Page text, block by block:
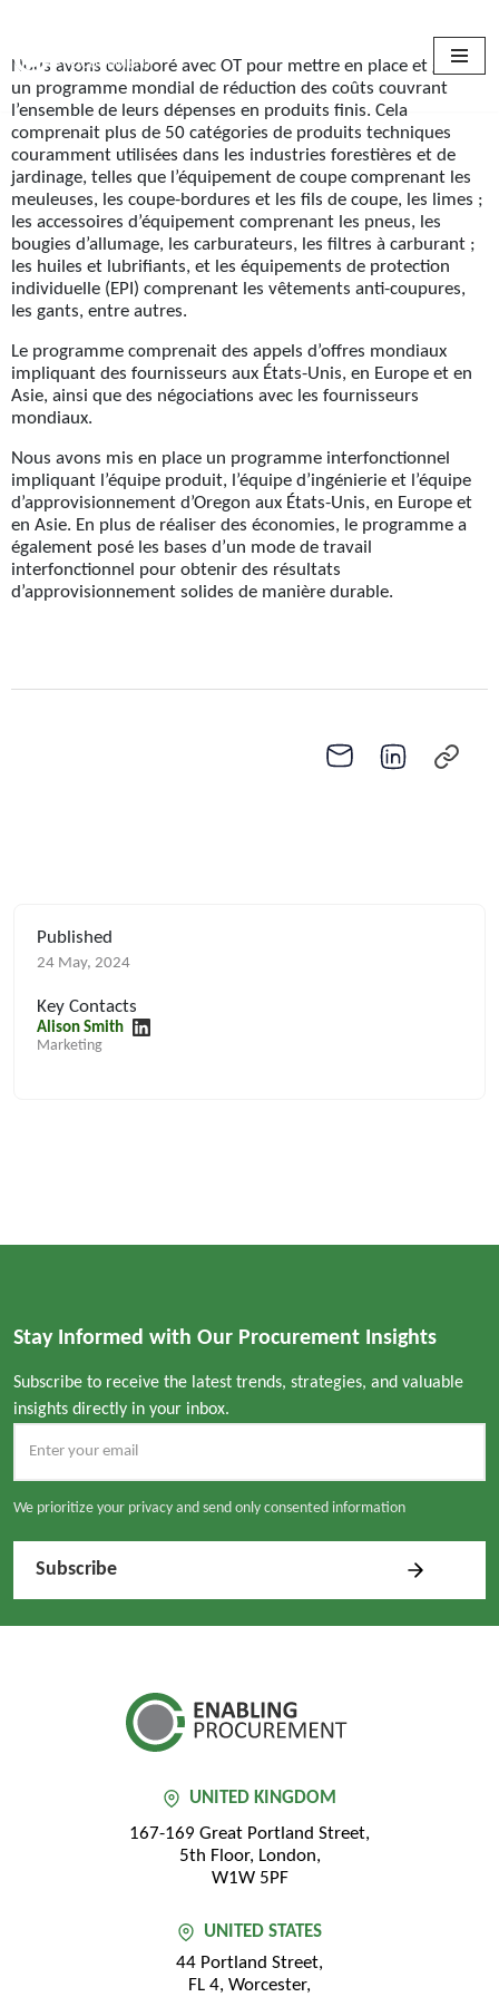
Skip
content
Nous avons collaboré avec OT pour mettre en place et gérer
un programme mondial de réduction des coûts couvrant
l’ensemble de leurs dépenses en produits finis. Cela
comprenait plus de 50 catégories de produits techniques
couramment utilisées dans les industries forestières et de
jardinage, telles que l’équipement de coupe comprenant les
meuleuses, les coupe-bordures et les fils de coupe, les limes ;
les accessoires d’équipement comprenant les pneus, les
bougies d’allumage, les carburateurs, les filtres à carburant ;
les huiles et lubrifiants, et les équipements de protection
individuelle (EPI) comprenant les vêtements anti-coupures,
les gants, entre autres.
Le programme comprenait des appels d’offres mondiaux
impliquant des fournisseurs aux États-Unis, en Europe et en
Asie, ainsi que des négociations avec les fournisseurs
mondiaux.
Nous avons mis en place un programme interfonctionnel
impliquant l’équipe produit, l’équipe d’ingénierie et l’équipe
d’approvisionnement d’Oregon aux États-Unis, en Europe et
en Asie. En plus de réaliser des économies, le programme a
également posé les bases d’un mode de travail
interfonctionnel pour obtenir des résultats
d’approvisionnement solides de manière durable.
Published
24 May, 2024
Key Contacts
Alison Smith
Marketing
Stay Informed with Our Procurement Insights
Subscribe to receive the latest trends, strategies, and valuable
insights directly in your inbox.
We prioritize your privacy and send only consented information
UNITED KINGDOM
167-169 Great Portland Street,
5th Floor, London,
W1W 5PF
UNITED STATES
44 Portland Street,
FL 4, Worcester,